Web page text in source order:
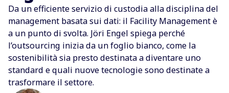
Da un efficiente servizio di custodia alla disciplina del
management basata sui dati: il Facility Management è
a un punto di svolta. Jöri Engel spiega perché
l’outsourcing inizia da un foglio bianco, come la
sostenibilità sia presto destinata a diventare uno
standard e quali nuove tecnologie sono destinate a
trasformare il settore.